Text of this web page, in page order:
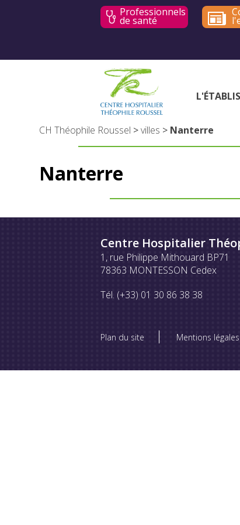
Professionnels
de santé
CH Théophile Roussel >villes > Nanterre
Nanterre
Centre Hospitalier
1, rue Philippe Mithouard BP71
78363 MONTESSON Cedex
Tél. (+33) 01 30 86 38 38
Plan du site Mentions légales